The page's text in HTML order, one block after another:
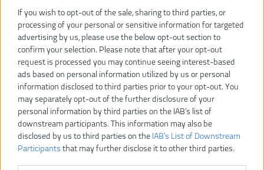
If you wish to opt-out of the sale, sharing to third parties, or
processing of your personal or sensitive information for targeted
advertising by us, please use the below opt-out section to
confirm your selection. Please note that after your opt-out
request is processed you may continue seeing interest-based
ads based on personal information utilized by us or personal
information disclosed to third parties prior to your opt-out. You
may separately opt-out of the further disclosure of your
personal information by third parties on the IAB’s list of
downstream participants. This information may also be
disclosed by us to third parties on the IAB’s List of Downstream
Participants that may further disclose it to other third parties.
BSB18CBL-0
bez batérie
BSB18CBLLI-
502C
2 × 5,0 Ah
VLOŽIŤ DO KOŠÍKA
Číslo produktu:
BSB18CBLLI-402C